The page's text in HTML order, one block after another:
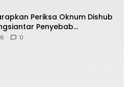
Periksa Oknum Dishub
Penyebab
PAD Retribusi Parkir
0